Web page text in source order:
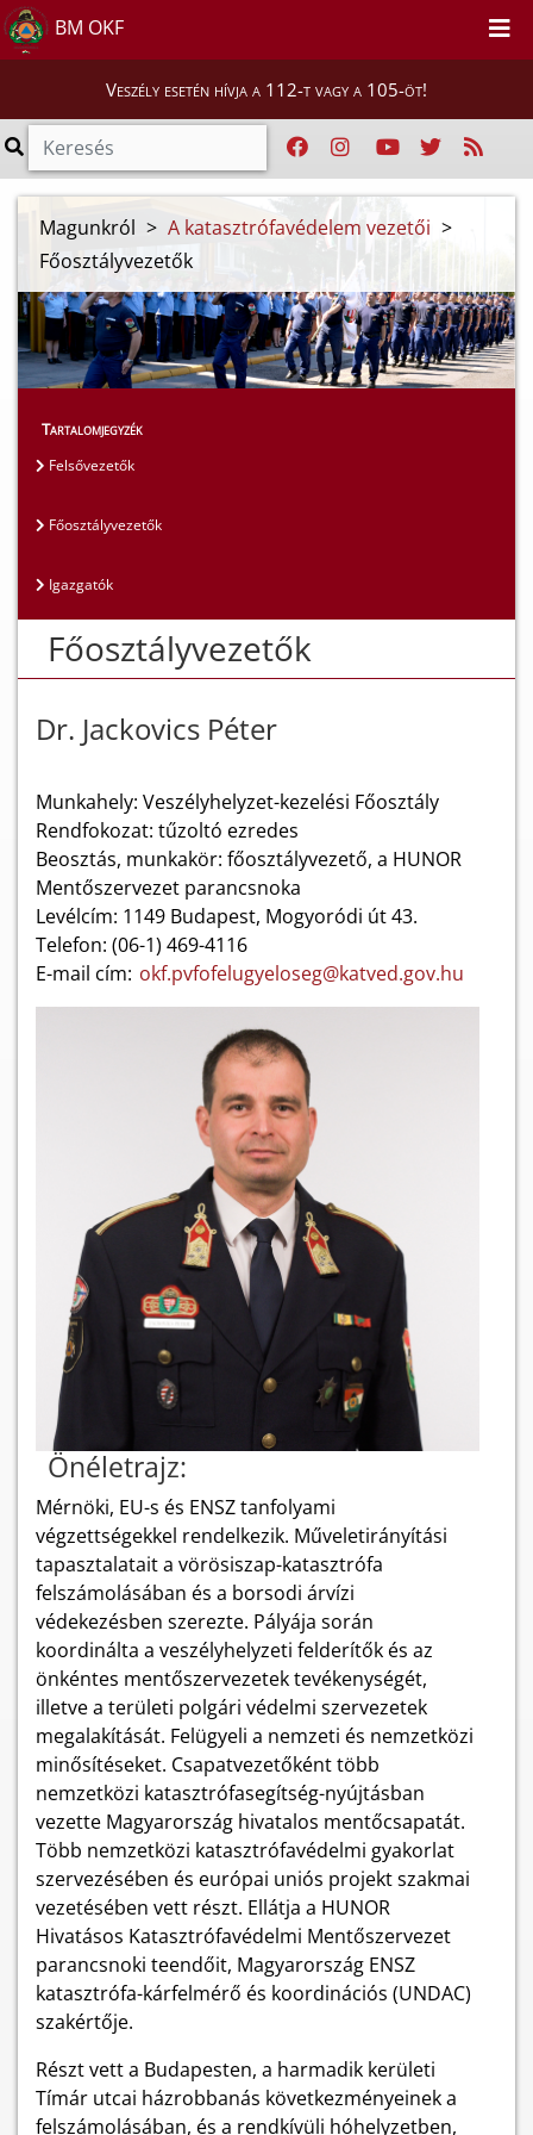
BM OKF
Veszély esetén hívja a 112-t vagy a 105-öt!
Magunkról > A katasztrófavédelem vezetői >
Főosztályvezetők
Tartalomjegyzék
Felsővezetők
Főosztályvezetők
Igazgatók
Főosztályvezetők
Dr. Jackovics Péter
Munkahely: Veszélyhelyzet-kezelési Főosztály
Rendfokozat: tűzoltó ezredes
Beosztás, munkakör: főosztályvezető, a HUNOR
Mentőszervezet parancsnoka
Levélcím: 1149 Budapest, Mogyoródi út 43.
Telefon: (06-1) 469-4116
E-mail cím: okf.pvfofelugyeloseg@katved.gov.hu
Önéletrajz:
Mérnöki, EU-s és ENSZ tanfolyami
végzettségekkel rendelkezik. Műveletirányítási
tapasztalatait a vörösiszap-katasztrófa
felszámolásában és a borsodi árvízi
védekezésben szerezte. Pályája során
koordinálta a veszélyhelyzeti felderítők és az
önkéntes mentőszervezetek tevékenységét,
illetve a területi polgári védelmi szervezetek
megalakítását. Felügyeli a nemzeti és nemzetközi
minősítéseket. Csapatvezetőként több
nemzetközi katasztrófasegítség-nyújtásban
vezette Magyarország hivatalos mentőcsapatát.
Több nemzetközi katasztrófavédelmi gyakorlat
szervezésében és európai uniós projekt szakmai
vezetésében vett részt. Ellátja a HUNOR
Hivatásos Katasztrófavédelmi Mentőszervezet
parancsnoki teendőit, Magyarország ENSZ
katasztrófa-kárfelmérő és koordinációs (UNDAC)
szakértője.
Részt vett a Budapesten, a harmadik kerületi
Tímár utcai házrobbanás következményeinek a
felszámolásában, és a rendkívüli hóhelyzetben,